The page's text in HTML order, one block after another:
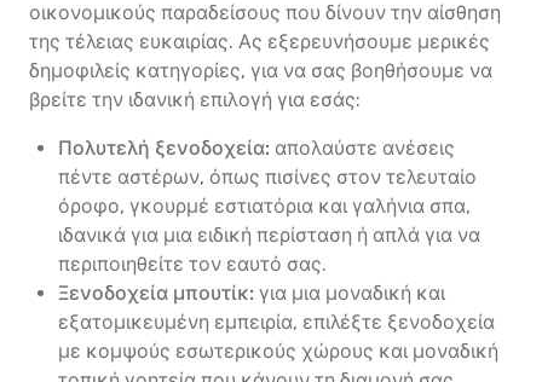
οικονομικούς παραδείσους που δίνουν την αίσθηση
της τέλειας ευκαιρίας. Ας εξερευνήσουμε μερικές
δημοφιλείς κατηγορίες, για να σας βοηθήσουμε να
βρείτε την ιδανική επιλογή για εσάς:
Πολυτελή ξενοδοχεία: απολαύστε ανέσεις
πέντε αστέρων, όπως πισίνες στον τελευταίο
όροφο, γκουρμέ εστιατόρια και γαλήνια σπα,
ιδανικά για μια ειδική περίσταση ή απλά για να
περιποιηθείτε τον εαυτό σας.
Ξενοδοχεία μπουτίκ: για μια μοναδική και
εξατομικευμένη εμπειρία, επιλέξτε ξενοδοχεία
με κομψούς εσωτερικούς χώρους και μοναδική